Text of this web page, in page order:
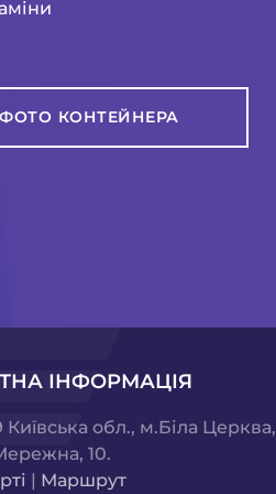
КОНТЕЙНЕРА
ІНФОРМАЦІЯ
Київська обл., м.Біла Церква,
10.
| Маршрут